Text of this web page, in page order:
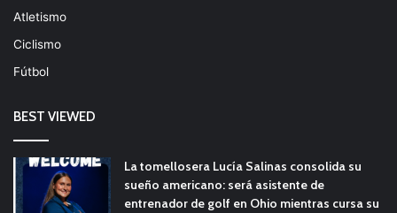
Atletismo
Ciclismo
Fútbol
BEST VIEWED
La tomellosera Lucía Salinas consolida su
sueño americano: será asistente de
entrenador de golf en Ohio mientras cursa su